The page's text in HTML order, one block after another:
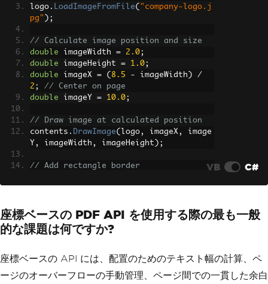
logo . LoadImageFromFile( "company-logo.j
pg" );
// Calculate image position and size
double imageWidth = 2.0;
double imageHeight = 1.0;
double imageX = ( 8.5 - imageWidth )
/
2 ;
// Center on page
double imageY = 10.0;
// Draw image at calculated position
contents . DrawImage( logo, imageX,
image
Y , imageWidth , imageHeight );
// Add rectangle border
// Complex text with multiple fonts
PdfFont boldArial PdfFont. CreatePdfF
ont(document, "Arial"
contents .SelectFont(boldArial, 16.0
);
mpany Report"
, 1.0, 9.0);
VB C#
座標ベースの PDF API を使用する際の最も一般
的な課題は何ですか?
座標ベースの API には、配置のためのテキスト幅の計算、ペ
ージのオーバーフローの手動管理、ページ間での一貫した余白